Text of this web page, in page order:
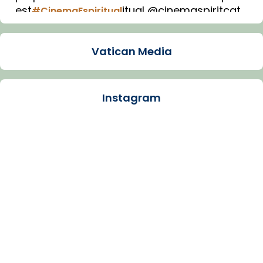
est#CinemaEspiritualitual @cinemaspiritcat
Imatge: Generada amb IA (OpenAI)
View on Facebook · Share
Arquebisbat de Barcelona
Vatican Media
Instagram